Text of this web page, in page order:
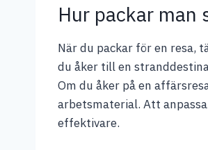
Hur packar man
När du packar för en resa,
du åker till en
Om du åker på en
arbetsmaterial. Att
effektivare.